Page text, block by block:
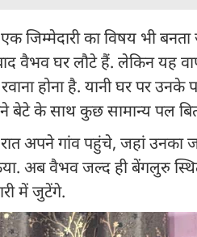
जिम्मेदारी का विषय भी
वैभव घर लौटे हैं. लेकिन यह
होना है. यानी घर पर
बेटे के साथ कुछ सामान्य पल
अपने गांव पहुंचे, जहां उनका
अब वैभव जल्द ही बेंगलुरु
में जुटेंगे.